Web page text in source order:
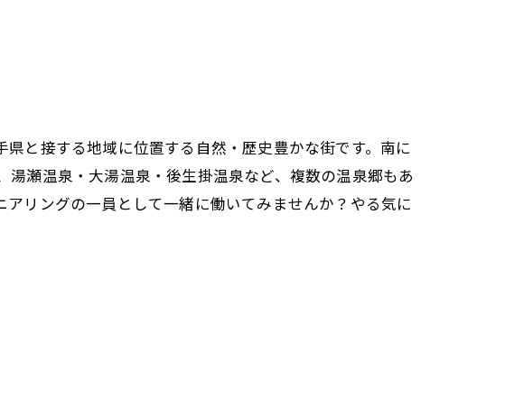
と接する地域に位置する自然・歴史豊かな街です。南に
瀬温泉・大湯温泉・後生掛温泉など、複数の温泉郷もあ
リングの一員として一緒に働いてみませんか？やる気に